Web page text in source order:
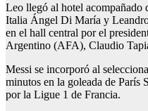
Leo llegó al hotel acompañado
Italia Ángel Di María y
en el hall central por el
Argentino (AFA), Claudio
Messi se incorporó al
minutos en la goleada de París
por la Ligue 1 de Francia.